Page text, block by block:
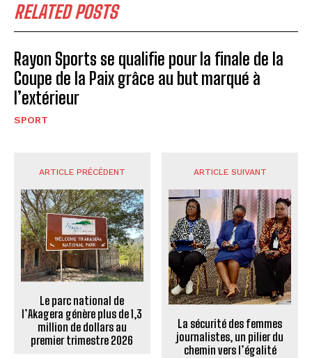
RELATED POSTS
Rayon Sports se qualifie pour la finale de la
Coupe de la Paix grâce au but marqué à
l’extérieur
SPORT
ARTICLE PRÉCÉDENT
Le parc national de
l’Akagera génère plus de 1,3
million de dollars au
premier trimestre 2026
ARTICLE SUIVANT
La sécurité des femmes
journalistes, un pilier du
chemin vers l’égalité